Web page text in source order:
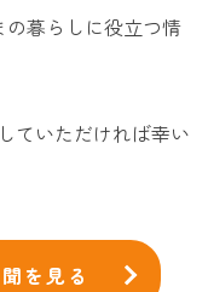
暮らしに役立つ情
ていただければ幸い
を見る